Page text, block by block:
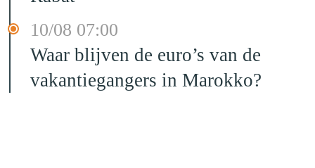
10/08 07:00
Waar blijven de euro’s van de
vakantiegangers in Marokko?